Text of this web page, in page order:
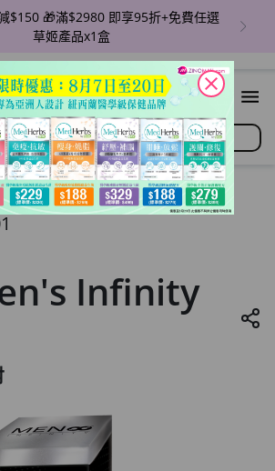
$150 🎁滿$2980 即享95折+免費任選
草姬產品x1盒
Infinity 90粒
Infinity
close